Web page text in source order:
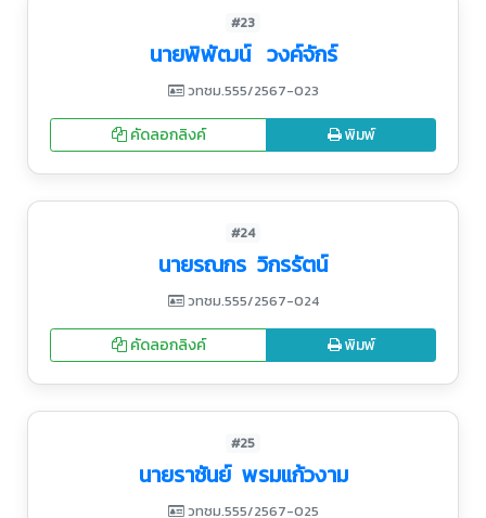
#23
นายพิพัฒน์ วงค์จักร์
วทชม.555/2567-023
คัดลอกลิงค์ พิมพ์
#24
นายรณกร วิกรรัตน์
วทชม.555/2567-024
คัดลอกลิงค์ พิมพ์
#25
นายราชันย์ พรมแก้วงาม
วทชม.555/2567-025